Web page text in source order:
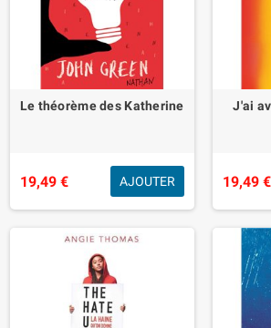
Le théorème des Katherine
19,49 € AJOUTER
J'ai
19,49 €